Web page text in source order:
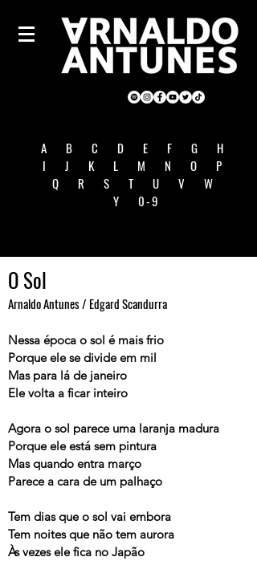
A B C D E F G
H
I
J K L M N O
P
Q
R S T U V
W
Y
0-9
O Sol
Arnaldo Antunes / Edgard Scandurra
Nessa época o sol é mais frio
Porque ele se divide em mil
Mas para lá de janeiro
Ele volta a ficar inteiro
Agora o sol parece uma laranja madura
Porque ele está sem pintura
Mas quando entra março
Parece a cara de um palhaço
Tem dias que o sol vai embora
Tem noites que não tem aurora
Às vezes ele fica no Japão